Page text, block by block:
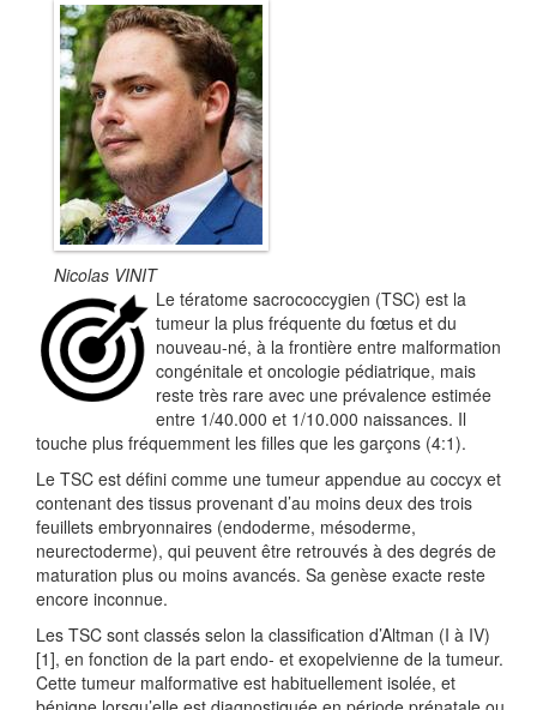
Nicolas VINIT
Le tératome sacrococcygien (TSC) est la
tumeur la plus fréquente du fœtus et du
nouveau-né, à la frontière entre malformation
congénitale et oncologie pédiatrique, mais
reste très rare avec une prévalence estimée
entre 1/40.000 et 1/10.000 naissances. Il
touche plus fréquemment les filles que les garçons (4:1).
Le TSC est défini comme une tumeur appendue au coccyx et
contenant des tissus provenant d’au moins deux des trois
feuillets embryonnaires (endoderme, mésoderme,
neurectoderme), qui peuvent être retrouvés à des degrés de
maturation plus ou moins avancés. Sa genèse exacte reste
encore inconnue.
Les TSC sont classés selon la classification d’Altman (I à IV)
[1], en fonction de la part endo- et exopelvienne de la tumeur.
Cette tumeur malformative est habituellement isolée, et